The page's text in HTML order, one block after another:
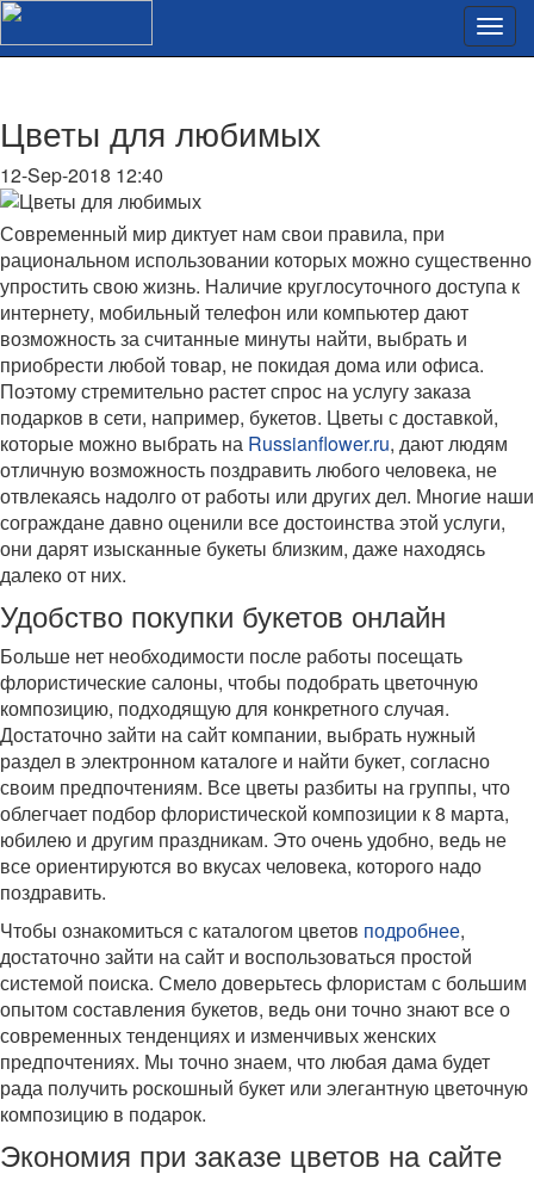
Цветы для любимых
12-Sep-2018 12:40
Современный мир диктует нам свои правила, при
рациональном использовании которых можно существенно
упростить свою жизнь. Наличие круглосуточного доступа к
интернету, мобильный телефон или компьютер дают
возможность за считанные минуты найти, выбрать и
приобрести любой товар, не покидая дома или офиса.
Поэтому стремительно растет спрос на услугу заказа
подарков в сети, например, букетов. Цветы с доставкой,
которые можно выбрать на Russianflower.ru, дают людям
отличную возможность поздравить любого человека, не
отвлекаясь надолго от работы или других дел. Многие наши
сограждане давно оценили все достоинства этой услуги,
они дарят изысканные букеты близким, даже находясь
далеко от них.
Удобство покупки букетов онлайн
Больше нет необходимости после работы посещать
флористические салоны, чтобы подобрать цветочную
композицию, подходящую для конкретного случая.
Достаточно зайти на сайт компании, выбрать нужный
раздел в электронном каталоге и найти букет, согласно
своим предпочтениям. Все цветы разбиты на группы, что
облегчает подбор флористической композиции к 8 марта,
юбилею и другим праздникам. Это очень удобно, ведь не
все ориентируются во вкусах человека, которого надо
поздравить.
Чтобы ознакомиться с каталогом цветов подробнее,
достаточно зайти на сайт и воспользоваться простой
системой поиска. Смело доверьтесь флористам с большим
опытом составления букетов, ведь они точно знают все о
современных тенденциях и изменчивых женских
предпочтениях. Мы точно знаем, что любая дама будет
рада получить роскошный букет или элегантную цветочную
композицию в подарок.
Экономия при заказе цветов на сайте